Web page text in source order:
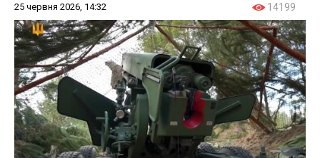
25 червня 2026, 14:32 14199